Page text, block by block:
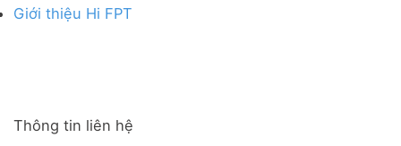
Giới thiệu Hi FPT
Thông tin liên hệ